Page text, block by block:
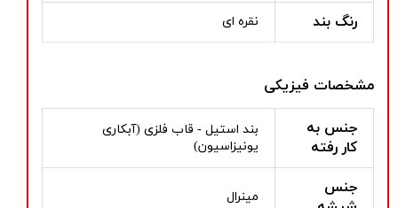
رنگ بند نقره ای
مشخصات فیزیکی
جنس به
کار رفته
بند استیل - قاب فلزی (آبکاری
یونیزاسیون)
جنس
مینرال